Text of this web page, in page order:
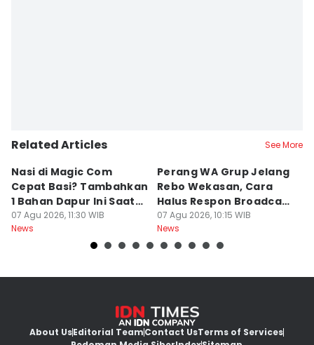
Related Articles See More
Nasi di Magic Com
Cepat Basi? Tambahkan
1 Bahan Dapur Ini Saat
Menanak, Awet 2 Hari
07 Agu 2026, 11:30 WIB
News
Perang WA Grup Jelang
Rebo Wekasan, Cara
Halus Respon Broadcast
Parno
07 Agu 2026, 10:15 WIB
News
About UsEditorial TeamContact UsTerms of Services